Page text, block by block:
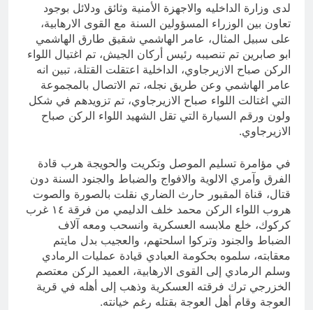
لدى وزارة الداخليه والاجهزة الأمنية وثائق ودلائل بوجود
تعاون بين الوزراء المسؤولين السنة مع القوى الارهابية،
على سبيل المثال، عامر الهاشمي شقيق طارق الهاشمي
ابو صابرين تم تنصيبه رئيس أركان الجيش، تم اغتيال اللواء
الركن صباح الازيرجاوي، الداخلية اعتقلت القتلة، تبين انه
عامر الهاشمي وعن طريق نجله، تم الاتصال بالمجموعة
التي اغتالت اللواء صباح الازيرجاوي، تم تزويدهم في شكل
ولون ورقم السيارة التي تقل الشهيد اللواء الركن صباح
الازيرجاوي.
في مؤامرة تسليم الموصل وتكريت والحويجة هرب قادة
الفرق وآمري الالوية والافواج والضباط والجنود السنة دون
قتال، قناة المقبور حارث الضاري نقلت بالصورة والصوت
هروب اللواء الركن محمد خلف الدليمي من فرقة ١٤ غرب
كركوك، خلع ملابسه العسكرية وانسحب ومعه آلاف
الضباط والجنود وتركوا اسلحتهم، والعجيب بدل مايتم
معقابته، سلموه بحكومة العبادي قيادة عمليات الرمادي
وسلم الرمادي إلى القوى الارهابية، العميد الركن معتصم
الخزرجي ترك فرقته العسكرية وذهب إلى أهله في قرية
العوجة وقام أهل العوجة بقتله رغم خيانته.